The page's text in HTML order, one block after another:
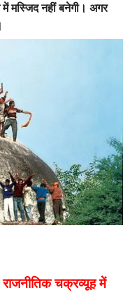
मस्जिद नहीं बनेगी। अगर
चक्रव्यूह में